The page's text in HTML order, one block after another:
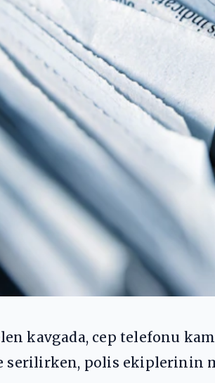
kavgada, cep telefonu
polis ekiplerinin